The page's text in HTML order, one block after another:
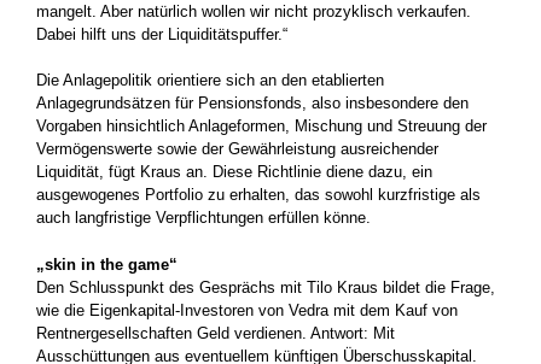
mangelt. Aber natürlich wollen wir nicht prozyklisch verkaufen.
Dabei hilft uns der Liquiditätspuffer.“
Die Anlagepolitik orientiere sich an den etablierten
Anlagegrundsätzen für Pensionsfonds, also insbesondere den
Vorgaben hinsichtlich Anlageformen, Mischung und Streuung der
Vermögenswerte sowie der Gewährleistung ausreichender
Liquidität, fügt Kraus an. Diese Richtlinie diene dazu, ein
ausgewogenes Portfolio zu erhalten, das sowohl kurzfristige als
auch langfristige Verpflichtungen erfüllen könne.
„skin in the game“
Den Schlusspunkt des Gesprächs mit Tilo Kraus bildet die Frage,
wie die Eigenkapital-Investoren von Vedra mit dem Kauf von
Rentnergesellschaften Geld verdienen. Antwort: Mit
Ausschüttungen aus eventuellem künftigen Überschusskapital.